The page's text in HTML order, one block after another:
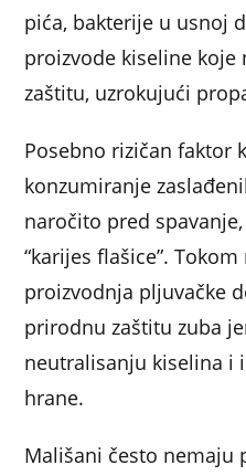
pića, bakterije u usnoj
proizvode kiseline koje
zaštitu, uzrokujući
Posebno rizičan faktor
konzumiranje
naročito pred
“karijes flašice”.
proizvodnja pljuvačke
prirodnu zaštitu zuba
neutralisanju kiselina i
hrane.
Mališani često nemaju